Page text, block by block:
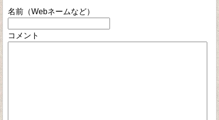
名前（Webネームなど）
コメント